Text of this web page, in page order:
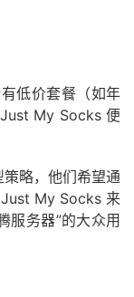
低价套餐（如年
My Socks 便
略，他们希望通
Just My Socks 来
服务器”的大众用